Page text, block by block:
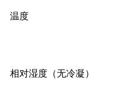
温度
相对湿度（无冷凝）